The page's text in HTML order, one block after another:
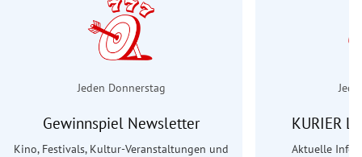
Jeden Donnerstag
Gewinnspiel Newsletter
Kino, Festivals, Kultur-Veranstaltungen und
KURIER
Aktuelle